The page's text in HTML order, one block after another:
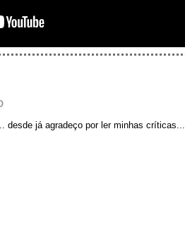
desde já agradeço por ler minhas críticas...